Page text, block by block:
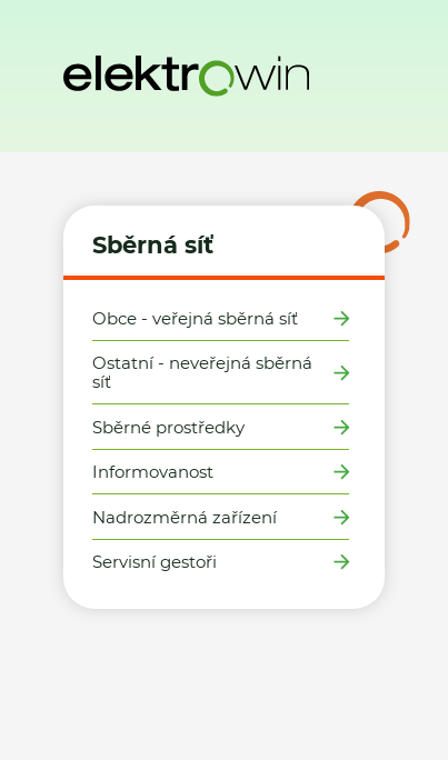
Sběrná síť
Obce - veřejná sběrná síť
Ostatní - neveřejná sběrná
síť
Sběrné prostředky
Informovanost
Nadrozměrná zařízení
Servisní gestoři